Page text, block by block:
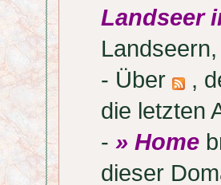
Landseer
- Über
,
die letzten
- » Home
dieser